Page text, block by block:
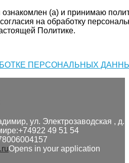
(а) и принимаю
на обработку
Политике.
ПЕРСОНАЛЬНЫХ
ул. Электрозаводская , д.
+74922 49 51 54
Opens in your application